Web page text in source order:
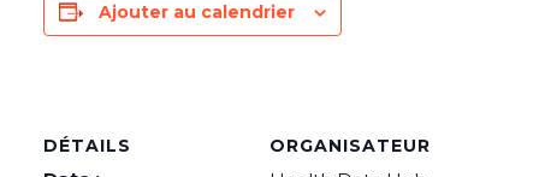
Ajouter au calendrier
DÉTAILS ORGANISATEUR